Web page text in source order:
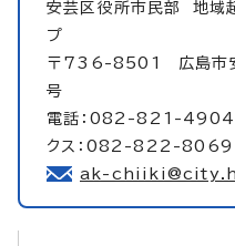
安芸区役所市民部 地域
プ
〒736-8501 広島市
号
電話：082-821-4904（
クス：082-822-8069
ak-